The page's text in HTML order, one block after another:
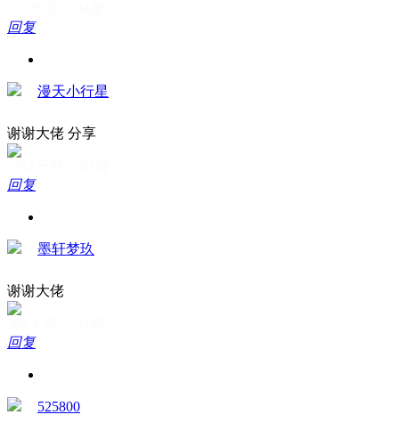
回复
漫天小行星
谢谢大佬 分享
回复
墨轩梦玖
谢谢大佬
回复
525800